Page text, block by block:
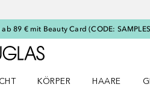
89 € mit Beauty Card (CODE:
Zur Douglas Startseite
KÖRPER
HAARE